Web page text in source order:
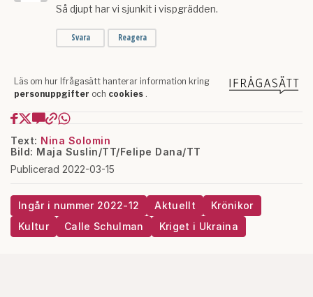
Text: Nina Solomin
Bild: Maja Suslin/TT/Felipe Dana/TT
Publicerad 2022-03-15
Ingår i nummer 2022-12 Aktuellt
Krönikor
Kultur
Calle Schulman Kriget i Ukraina